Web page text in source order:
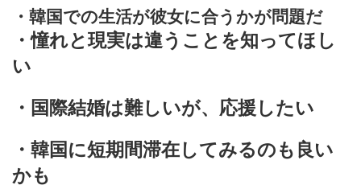
・韓国での生活が彼女に合うかが問題だ
・憧れと現実は違うことを知ってほし
い
・国際結婚は難しいが、応援したい
・韓国に短期間滞在してみるのも良い
かも